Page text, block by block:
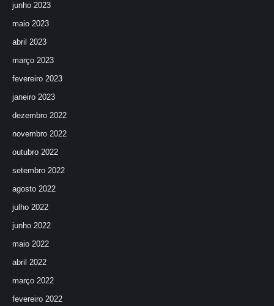
junho 2023
maio 2023
abril 2023
março 2023
fevereiro 2023
janeiro 2023
dezembro 2022
novembro 2022
outubro 2022
setembro 2022
agosto 2022
julho 2022
junho 2022
maio 2022
abril 2022
março 2022
fevereiro 2022